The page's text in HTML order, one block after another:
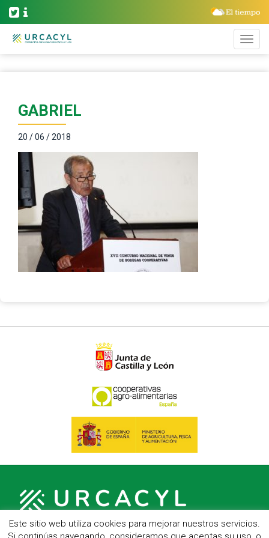
GABRIEL
20 / 06 / 2018
Este sitio web utiliza cookies para mejorar nuestros servicios.